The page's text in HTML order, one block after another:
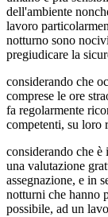
dell'ambiente
lavoro
notturno sono
pregiudicare la
considerando che
comprese le ore
fa regolarmente
competenti, su loro
considerando che
una valutazione
assegnazione, e in
notturni che hanno
possibile, ad un